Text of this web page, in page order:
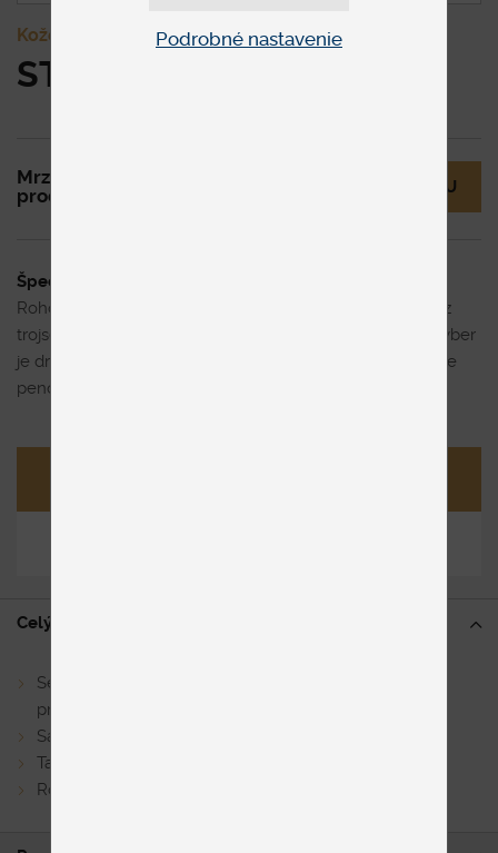
Kožené
STRADA L
Mrzí nás to, ale tento
produkt už nie je v ponuke.
MÁM OTÁZKU
Špecifikácia uvedenej ceny
Rohová sedacia súprava tvaru L v pravej koži. Skladá sa z
trojsedu a kanapy a má nastaviteľné opierky hlavy. Na výber
je drevený alebo čalúnený soklový rám sedačky. Sedenie
penové, výška sedu 45 cm, kovová podnož.
Celý popis
Sedačka môže byť rohová v ľavom alebo v pravom
prevedení s rohovým otomanom
Samostatný 3-sed
Taburet
Rôzne kategórie látky a kože
Podrobné nastavenie